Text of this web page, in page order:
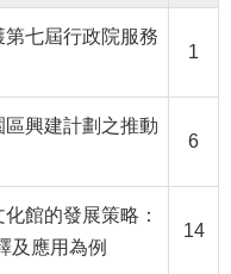
七屆行政院服務
1
興建計劃之推動
6
館的發展策略：
及應用為例
14